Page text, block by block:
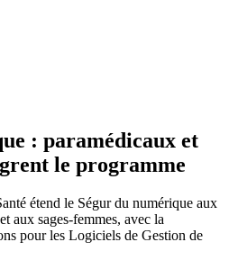
: paramédicaux et
le programme
étend le Ségur du numérique aux
aux sages-femmes, avec la
pour les Logiciels de Gestion de